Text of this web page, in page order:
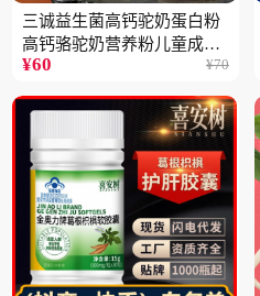
三诚益生菌高钙驼奶蛋白粉
高钙骆驼奶营养粉儿童成人
中老年高蛋白4桶
¥60 ¥70